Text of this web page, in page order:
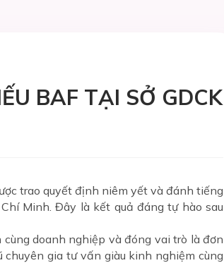
BAF TẠI SỞ GDCK
trao quyết định niêm yết và đánh tiếng
Minh. Đây là kết quả đáng tự hào sau
doanh nghiệp và đóng vai trò là đơn
gia tư vấn giàu kinh nghiệm cùng